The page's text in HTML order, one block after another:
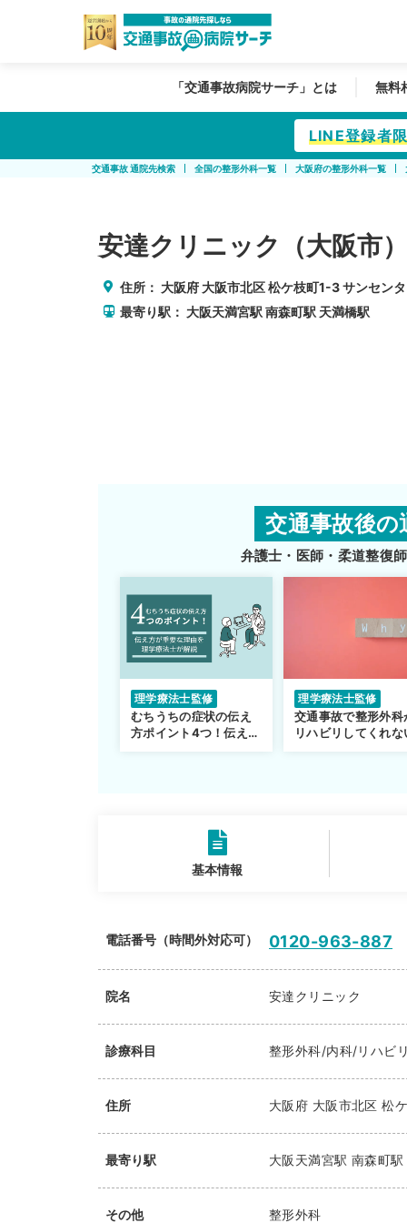
「交通事故病院サーチ」とは 無料
LINE登録者
交通事故 通院先検索 全国の整形外科一覧 大阪府の整形外科一覧
安達クリニック（大阪市）
住所： 大阪府 大阪市北区松ケ枝町1-3 サンセン
最寄り駅： 大阪天満宮駅 南森町駅 天満橋駅
交通事故後
弁護士・医師・柔道整復
理学療法士監修
むちうちの症状の伝え
方ポイント4つ！伝え方
が重要な理由も解説
理学療法士監修
交通事故で整形外科
リハビリしてくれ
転院するべき？
基本情報
電話番号（時間外対応可） 0120-963-887
院名 安達クリニック
診療科目 整形外科/内科/リハビ
住所 大阪府 大阪市北区 松
最寄り駅 大阪天満宮駅 南森町駅
その他 整形外科